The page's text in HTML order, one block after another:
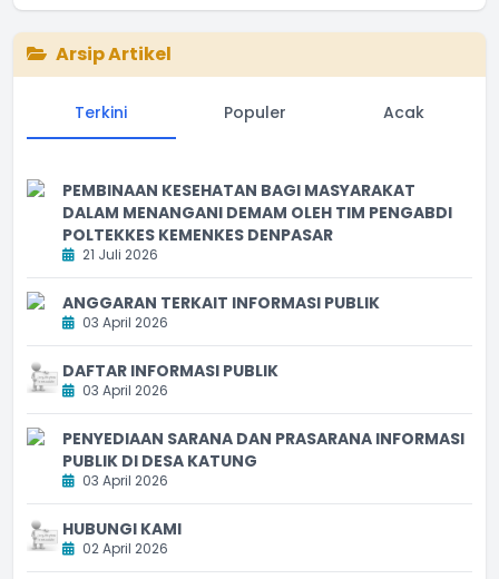
Arsip Artikel
Terkini Populer Acak
PEMBINAAN KESEHATAN BAGI MASYARAKAT
DALAM MENANGANI DEMAM OLEH TIM PENGABDI
POLTEKKES KEMENKES DENPASAR
21 Juli 2026
ANGGARAN TERKAIT INFORMASI PUBLIK
03 April 2026
DAFTAR INFORMASI PUBLIK
03 April 2026
PENYEDIAAN SARANA DAN PRASARANA INFORMASI
PUBLIK DI DESA KATUNG
03 April 2026
HUBUNGI KAMI
02 April 2026